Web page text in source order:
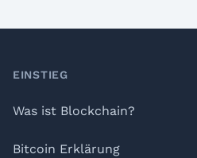
Footer
EINSTIEG
Was ist Blockchain?
Bitcoin Erklärung